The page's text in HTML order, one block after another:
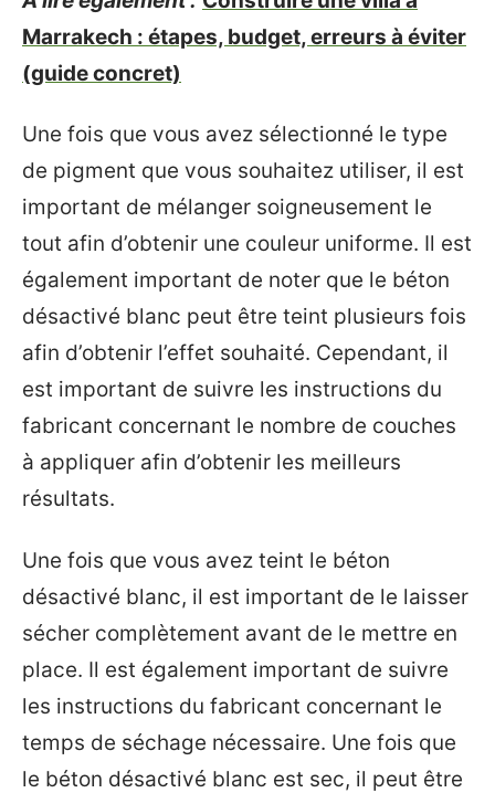
Marrakech : étapes, budget, erreurs à éviter
(guide concret)
Une fois que vous avez sélectionné le type
de pigment que vous souhaitez utiliser, il est
important de mélanger soigneusement le
tout afin d’obtenir une couleur uniforme. Il est
également important de noter que le béton
désactivé blanc peut être teint plusieurs fois
afin d’obtenir l’effet souhaité. Cependant, il
est important de suivre les instructions du
fabricant concernant le nombre de couches
à appliquer afin d’obtenir les meilleurs
résultats.
Une fois que vous avez teint le béton
désactivé blanc, il est important de le laisser
sécher complètement avant de le mettre en
place. Il est également important de suivre
les instructions du fabricant concernant le
temps de séchage nécessaire. Une fois que
le béton désactivé blanc est sec, il peut être